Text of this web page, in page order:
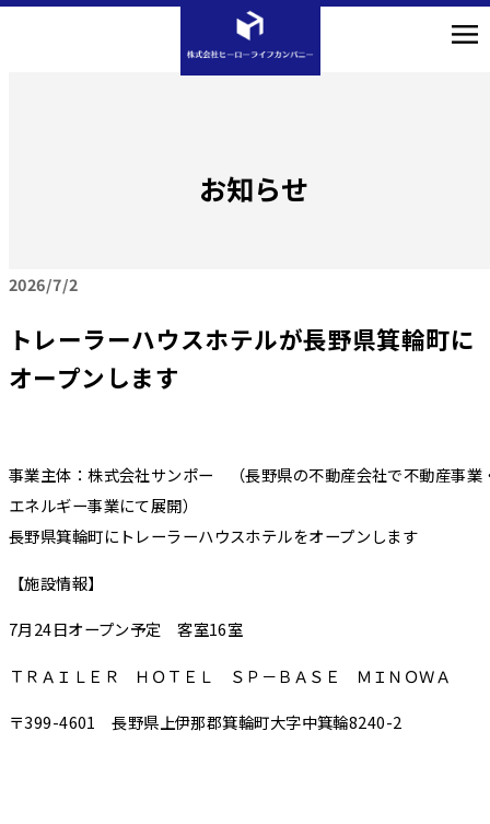
お知らせ
2026 7/2
トレーラーハウスホテルが長野県箕輪町に
オープンします
事業主体：株式会社サンポー （長野県の不動産会社で不動産事業
エネルギー事業にて展開）
長野県箕輪町にトレーラーハウスホテルをオープンします
【施設情報】
7月24日オープン予定 客室16室
ＴＲＡＩＬＥＲ ＨＯＴＥＬ ＳＰ－ＢＡＳＥ ＭＩＮＯＷＡ
〒399-4601 長野県上伊那郡箕輪町大字中箕輪8240-2